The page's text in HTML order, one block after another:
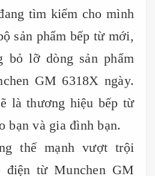
tìm kiếm cho mình
sản phẩm bếp từ mới,
bỏ lỡ dòng sản phẩm
GM 6318X ngày.
là thương hiệu bếp từ
bạn và gia đình bạn.
thế mạnh vượt trội
điện từ Munchen GM